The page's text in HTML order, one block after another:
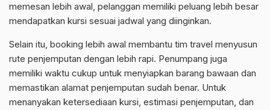
memesan lebih awal, pelanggan memiliki peluang lebih besar
mendapatkan kursi sesuai jadwal yang diinginkan.
Selain itu, booking lebih awal membantu tim travel menyusun
rute penjemputan dengan lebih rapi. Penumpang juga
memiliki waktu cukup untuk menyiapkan barang bawaan dan
memastikan alamat penjemputan sudah benar. Untuk
menanyakan ketersediaan kursi, estimasi penjemputan, dan